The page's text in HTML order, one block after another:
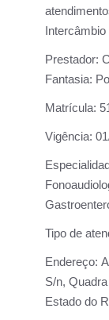
Prestador:
Fantasia:
Matrícula:
Vigência:
Tipo de
Endereço:
S/n,
Estado do